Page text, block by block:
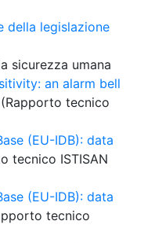
della legislazione
sicurezza umana
an alarm bell
(Rapporto tecnico
(EU-IDB): data
tecnico ISTISAN
(EU-IDB): data
tecnico